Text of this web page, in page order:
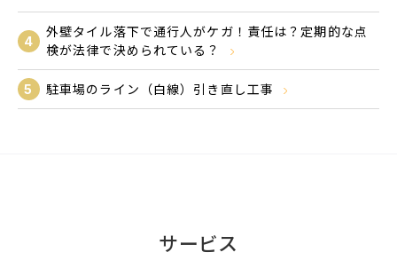
4
外壁タイル落下で通行人がケガ！責任は？定期的な点
検が法律で決められている？
5 駐車場のライン（白線）引き直し工事
サービス